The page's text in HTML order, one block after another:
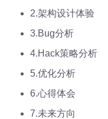
2.架构设计体验
3.Bug分析
4.Hack策略分析
5.优化分析
6.心得体会
7.未来方向